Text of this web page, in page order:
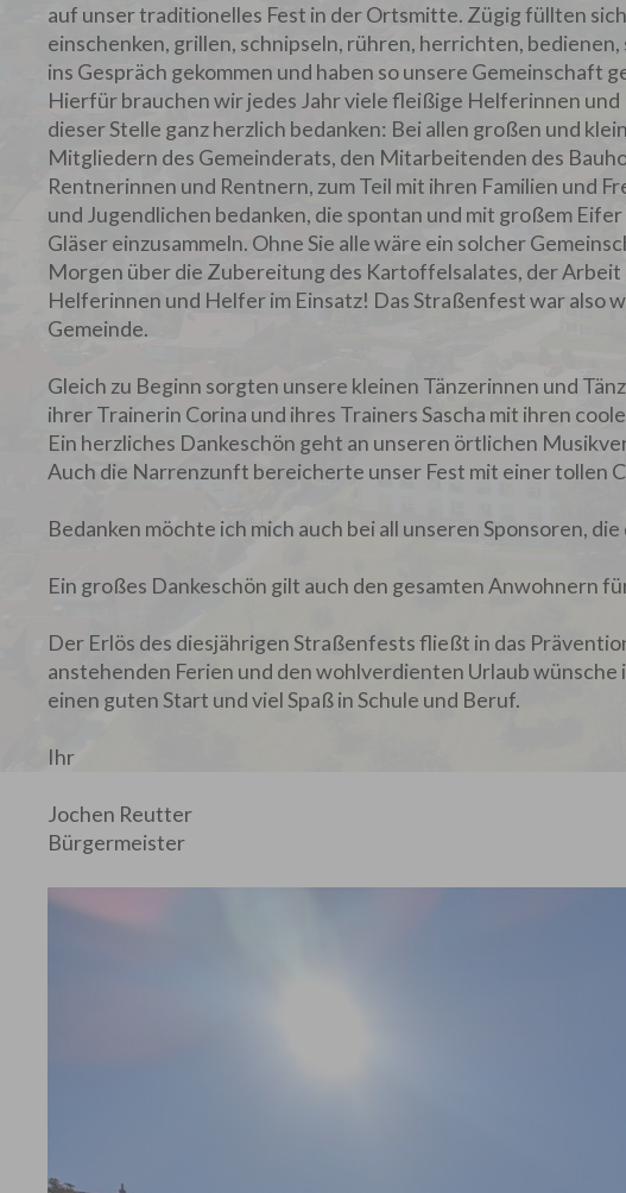
auf unser traditionelles Fest in der Ortsmitte. Zügig füllten
einschenken, grillen, schnipseln, rühren, herrichten,
ins Gespräch gekommen und haben so unsere Gemeinschaft
Hierfür brauchen wir jedes Jahr viele fleißige Helferinnen und
dieser Stelle ganz herzlich bedanken: Bei allen großen und
Mitgliedern des Gemeinderats, den Mitarbeitenden des
Rentnerinnen und Rentnern, zum Teil mit ihren Familien und
und Jugendlichen bedanken, die spontan und mit großem
Gläser einzusammeln. Ohne Sie alle wäre ein solcher
Morgen über die Zubereitung des Kartoffelsalates, der Arbeit
Helferinnen und Helfer im Einsatz! Das Straßenfest war also
Gemeinde.
Gleich zu Beginn sorgten unsere kleinen Tänzerinnen und
ihrer Trainerin Corina und ihres Trainers Sascha mit ihren
Ein herzliches Dankeschön geht an unseren örtlichen
Auch die Narrenzunft bereicherte unser Fest mit einer tollen
Bedanken möchte ich mich auch bei all unseren Sponsoren,
Ein großes Dankeschön gilt auch den gesamten Anwohnern
Der Erlös des diesjährigen Straßenfests fließt in das
anstehenden Ferien und den wohlverdienten Urlaub
einen guten Start und viel Spaß in Schule und Beruf.
Ihr
Jochen Reutter
Bürgermeister